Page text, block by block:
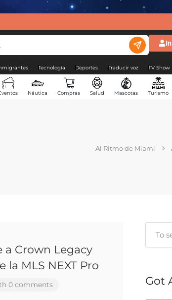
Tecnología Deportes Traducir voz TV Show
Náutica Compras Salud Mascotas Turismo
Al Ritmo de Miami
a Crown Legacy
la MLS NEXT Pro
0 comments Got